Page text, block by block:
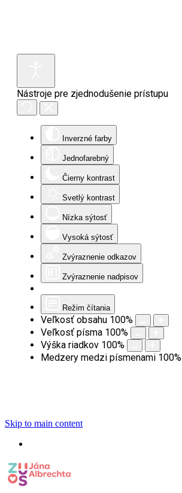
Nástroje pre zjednodušenie prístupu
Inverzné farby
Jednofarebný
Čierny kontrast
Svetlý kontrast
Nízka sýtosť
Vysoká sýtosť
Zvýraznenie odkazov
Zvýraznenie nadpisov
Režim čítania
Veľkosť obsahu 100%
Veľkosť písma 100%
Výška riadkov 100%
Medzery medzi písmenami 100%
Skip to main content